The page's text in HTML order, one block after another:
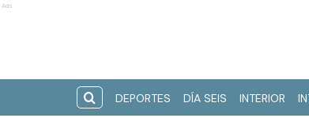
Ads
DEPORTES DÍA SEIS INTERIOR